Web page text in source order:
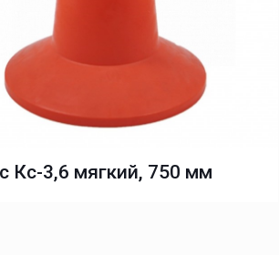
Кс-3,6 мягкий, 750 мм